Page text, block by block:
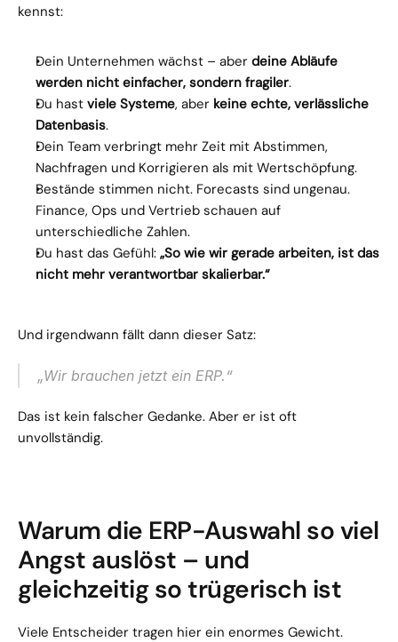
kennst:
Dein Unternehmen wächst – aber deine Abläufe
werden nicht einfacher, sondern fragiler.
Du hast viele Systeme, aber keine echte, verlässliche
Datenbasis.
Dein Team verbringt mehr Zeit mit Abstimmen,
Nachfragen und Korrigieren als mit Wertschöpfung.
Bestände stimmen nicht. Forecasts sind ungenau.
Finance, Ops und Vertrieb schauen auf
unterschiedliche Zahlen.
Du hast das Gefühl: „So wie wir gerade arbeiten, ist das
nicht mehr verantwortbar skalierbar.“
Und irgendwann fällt dann dieser Satz:
„Wir brauchen jetzt ein ERP.“
Das ist kein falscher Gedanke. Aber er ist oft
unvollständig.
Warum die ERP-Auswahl so viel
Angst auslöst – und
gleichzeitig so trügerisch ist
Viele Entscheider tragen hier ein enormes Gewicht.